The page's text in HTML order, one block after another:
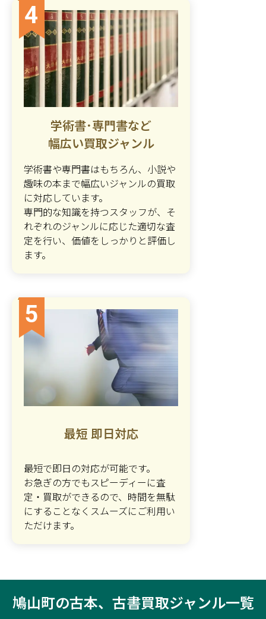
4
学術書･専門書など
幅広い買取ジャンル
学術書や専門書はもちろん、小説や
趣味の本まで幅広いジャンルの買取
に対応しています。
専門的な知識を持つスタッフが、そ
れぞれのジャンルに応じた適切な査
定を行い、価値をしっかりと評価し
ます。
5
最短 即日対応
最短で即日の対応が可能です。
お急ぎの方でもスピーディーに査
定・買取ができるので、時間を無駄
にすることなくスムーズにご利用い
ただけます。
鳩山町の古本、古書買取ジャンル一覧